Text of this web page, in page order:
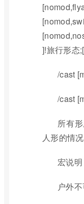
]!旅行形态
/cast
/cast
所有
人形的情况
宏说明
户外